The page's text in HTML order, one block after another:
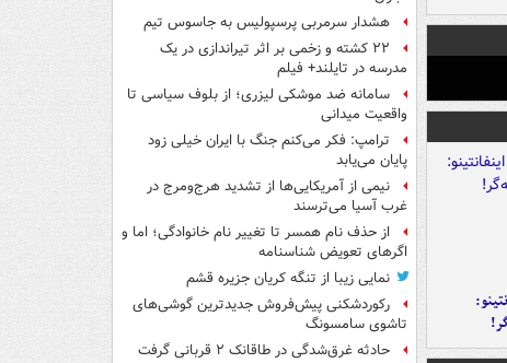
هشدار سرمربی پرسپولیس به جاسوس تیم
۲۲ کشته و زخمی بر اثر تیراندازی در یک
مدرسه در تایلند+ فیلم
سامانه ضد موشکی لیزری؛ از بلوف سیاسی تا
واقعیت میدانی
ترامپ: فکر می‌کنم جنگ با ایران خیلی زود
پایان می‌یابد
نیمی از آمریکایی‌ها از تشدید هرج‌ومرج در
غرب آسیا می‌ترسند
از حذف نام همسر تا تغییر نام خانوادگی؛ اما و
اگرهای تعویض شناسنامه
نمایی زیبا از تنگه کریان جزیره قشم
رکوردشکنی پیش‌فروش جدیدترین گوشی‌های
تاشوی سامسونگ
حادثه غرق‌شدگی در طاقانک ۲ قربانی گرفت